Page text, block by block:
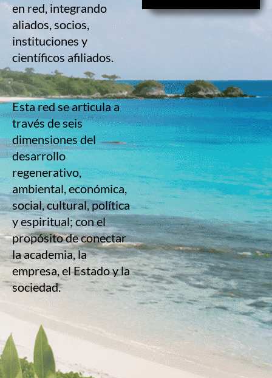
en red, integrando
aliados, socios,
instituciones y
científicos afiliados.
Esta red se articula a
través de seis
dimensiones del
desarrollo
regenerativo,
ambiental, económica,
social, cultural, política
y espiritual; con el
propósito de conectar
la academia, la
empresa, el Estado y la
sociedad.